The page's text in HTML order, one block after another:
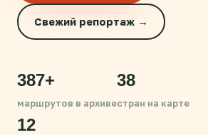
Свежий репортаж →
387+
маршрутов в архиве
38
стран на карте
12